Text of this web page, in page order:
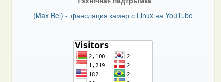
(Max Bel) - тpансляция камер с Linux на YouTube